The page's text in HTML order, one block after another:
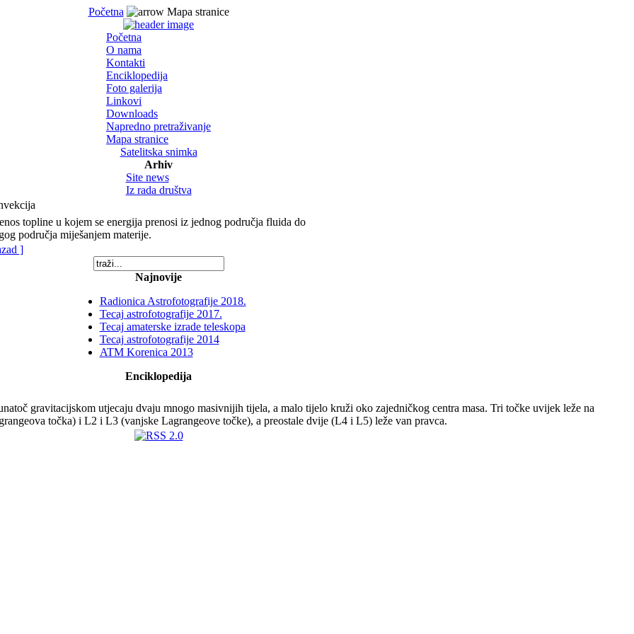
Početna Mapa stranice
Početna
O nama
Kontakti
Enciklopedija
Foto galerija
Linkovi
Downloads
Napredno pretraživanje
Mapa stranice
Satelitska snimka
Arhiv
Site news
Iz rada društva
topline u kojem se energija prenosi iz jednog područja fluida do
područja miješanjem materije.
]
Najnovije
Radionica Astrofotografije 2018.
Tecaj astrofotografije 2017.
Tecaj amaterske izrade teleskopa
Tecaj astrofotografije 2014
ATM Korenica 2013
Enciklopedija
gravitacijskom utjecaju dvaju mnogo masivnijih tijela, a malo tijelo kruži oko zajedničkog centra masa. Tri točke uvijek leže na
točka) i L2 i L3 (vanjske Lagrangeove točke), a preostale dvije (L4 i L5) leže van pravca.